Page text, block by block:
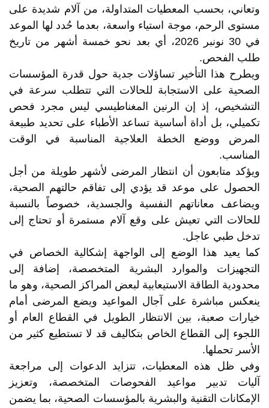
وتعاني، بحسب المعطيات المتداولة، من آلام شديدة على
مستوى الرحم، موجة استياء واسعة، بعدما حُدد لها الموعد
في 30 نونبر 2026، أي بعد نحو خمسة أشهر من تاريخ
طلب الفحص.
ويطرح هذا التأخير تساؤلات جدية حول قدرة المؤسسات
الصحية على الاستجابة للحالات التي تتطلب سرعة في
التشخيص، إذ إن الرنين المغناطيسي ليس مجرد فحص
تكميلي، بل أداة أساسية تساعد الأطباء على تحديد طبيعة
المرض ووضع الخطة العلاجية المناسبة في الوقت
المناسب.
ويؤكد متابعون أن انتظار المرضى لأشهر طويلة من أجل
الحصول على موعد قد يؤدي إلى تفاقم حالتهم الصحية،
ويضاعف معاناتهم النفسية والجسدية، خصوصاً بالنسبة
للحالات التي تعيش على وقع آلام مستمرة أو تحتاج إلى
تدخل طبي عاجل.
كما يعيد هذا الوضع إلى الواجهة إشكالية الخصاص في
التجهيزات والموارد البشرية المتخصصة، إضافة إلى
محدودية الطاقة الاستيعابية لبعض المراكز الصحية، وهو ما
ينعكس مباشرة على آجال المواعيد ويضع المرضى أمام
خيارات صعبة، بين الانتظار الطويل في القطاع العام أو
اللجوء إلى القطاع الخاص بتكاليف قد لا تستطيع كثير من
الأسر تحملها.
وفي ظل هذه المعطيات، تتزايد الدعوات إلى مراجعة
آليات تدبير مواعيد الفحوصات المتخصصة، وتعزيز
الإمكانات التقنية والبشرية بالمؤسسات الصحية، بما يضمن